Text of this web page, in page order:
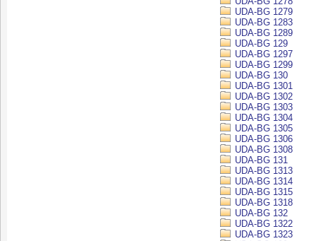
UDA-BG 1279
UDA-BG 1283
UDA-BG 1289
UDA-BG 129
UDA-BG 1297
UDA-BG 1299
UDA-BG 130
UDA-BG 1301
UDA-BG 1302
UDA-BG 1303
UDA-BG 1304
UDA-BG 1305
UDA-BG 1306
UDA-BG 1308
UDA-BG 131
UDA-BG 1313
UDA-BG 1314
UDA-BG 1315
UDA-BG 1318
UDA-BG 132
UDA-BG 1322
UDA-BG 1323